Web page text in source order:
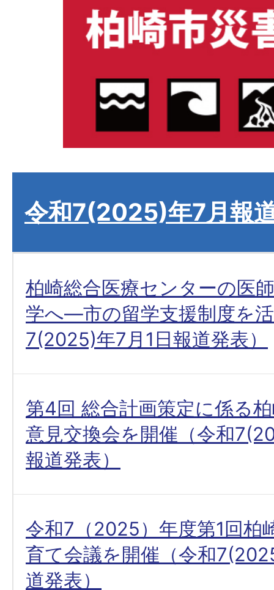
令和7(2025)年7月報
柏崎総合医療センターの医
学へ―市の留学支援制度を
7(2025)年7月1日報道発表）
第4回 総合計画策定に係る
意見交換会を開催（令和
報道発表）
令和7（2025）年度第1回柏
育て会議を開催（令和
道発表）